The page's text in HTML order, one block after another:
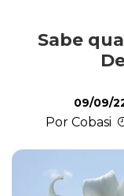
Sabe
09/09/
Por Cobasi